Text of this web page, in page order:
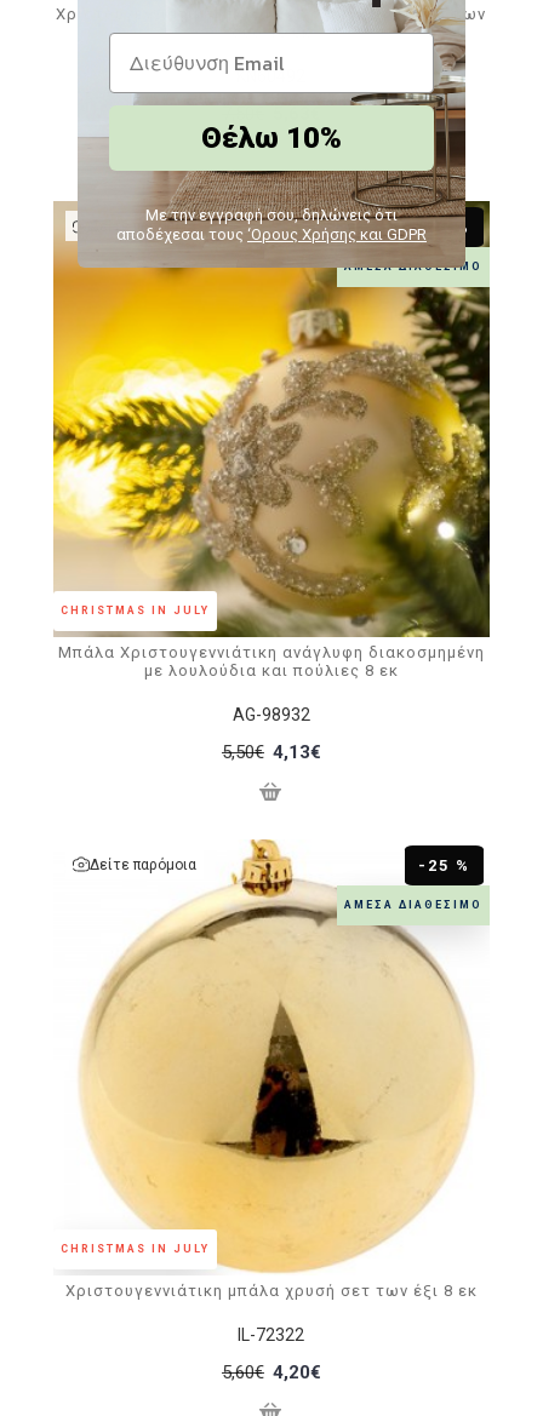
KN60492
Χριστουγεννιάτικη μπάλα σε χρυσό χρώμα σετ των
δύο 10 εκ
ΆΜΕΣΑ ΔΙΑΘΈΣΙΜΟ
CHRISTMAS IN JULY
-25 %
Δείτε παρόμοια
AG-98932
Μπάλα Χριστουγεννιάτικη ανάγλυφη διακοσμημένη
με λουλούδια και πούλιες 8 εκ
5,50€ 4,13€
ΆΜΕΣΑ ΔΙΑΘΈΣΙΜΟ
CHRISTMAS IN JULY
-25 %
Δείτε παρόμοια
IL-72322
Χριστουγεννιάτικη μπάλα χρυσή σετ των έξι 8 εκ
5,60€ 4,20€
Θέλω 10%
Με την εγγραφή σου, δηλώνεις ότι
αποδέχεσαι τους ‘Ορους Χρήσης και GDPR